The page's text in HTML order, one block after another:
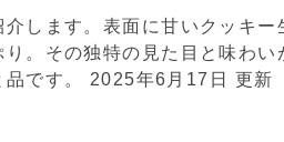
します。表面に甘いクッキー
。その独特の見た目と味わい
です。 2025年6月17日 更新